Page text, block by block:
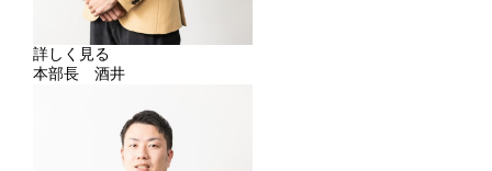
詳しく見る
本部長 酒井